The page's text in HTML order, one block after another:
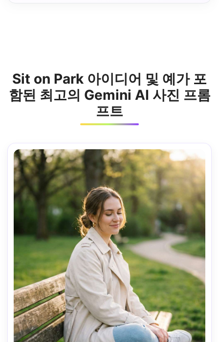
Sit on Park 아이디어 및 예가 포
함된 최고의 Gemini AI 사진 프롬
프트